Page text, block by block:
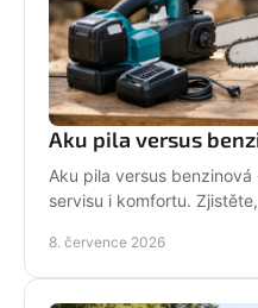
Aku pila versus
Aku pila versus
servisu i komfortu.
8. července 2026